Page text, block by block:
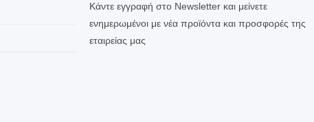
Κάντε εγγραφή στο Newsletter και μείνετε
ενημερωμένοι με νέα προϊόντα και προσφορές της
εταιρείας μας